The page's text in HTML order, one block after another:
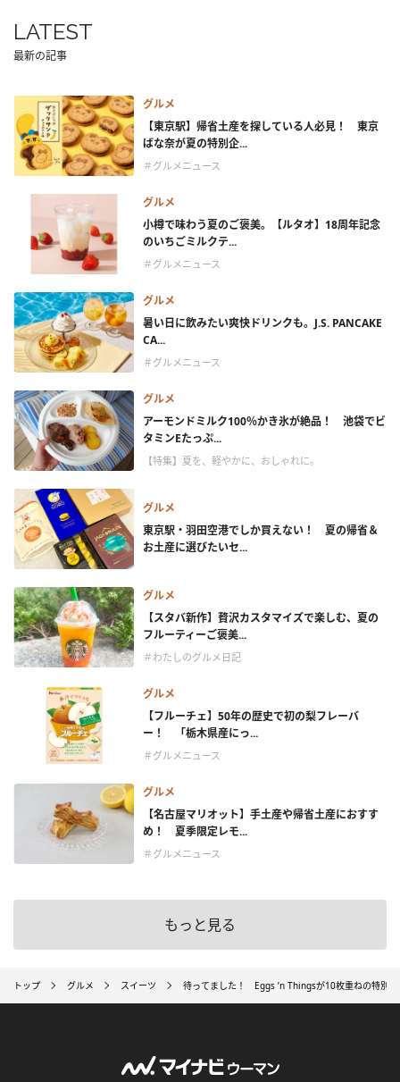
LATEST
最新の記事
グルメ
【東京駅】帰省土産を探している人必見！ 東京
ばな奈が夏の特別企...
＃グルメニュース
グルメ
小樽で味わう夏のご褒美。【ルタオ】18周年記念
のいちごミルクテ...
＃グルメニュース
グルメ
暑い日に飲みたい爽快ドリンクも。J.S. PANCAKE
CA...
＃グルメニュース
グルメ
アーモンドミルク100％かき氷が絶品！ 池袋でビ
タミンEたっぷ...
【特集】夏を、軽やかに、おしゃれに。
グルメ
東京駅・羽田空港でしか買えない！ 夏の帰省＆
お土産に選びたいセ...
グルメ
【スタバ新作】贅沢カスタマイズで楽しむ、夏の
フルーティーご褒美...
＃わたしのグルメ日記
グルメ
【フルーチェ】50年の歴史で初の梨フレーバ
ー！ 「栃木県産にっ...
＃グルメニュース
グルメ
【名古屋マリオット】手土産や帰省土産におすす
め！ 夏季限定レモ...
＃グルメニュース
もっと見る
トップ グルメ スイーツ 待ってました！ Eggs ’n Thingsが10枚重ねの特別パ